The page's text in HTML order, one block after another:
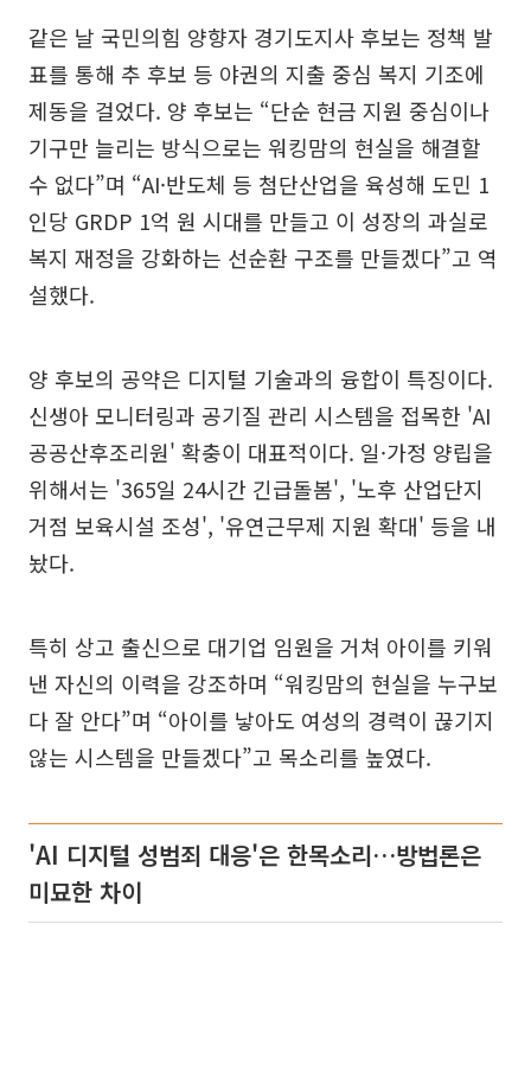
같은 날 국민의힘 양향자 경기도지사 후보는 정책 발
표를 통해 추 후보 등 야권의 지출 중심 복지 기조에
제동을 걸었다. 양 후보는 “단순 현금 지원 중심이나
기구만 늘리는 방식으로는 워킹맘의 현실을 해결할
수 없다”며 “AI·반도체 등 첨단산업을 육성해 도민 1
인당 GRDP 1억 원 시대를 만들고 이 성장의 과실로
복지 재정을 강화하는 선순환 구조를 만들겠다”고 역
설했다.
양 후보의 공약은 디지털 기술과의 융합이 특징이다.
신생아 모니터링과 공기질 관리 시스템을 접목한 'AI
공공산후조리원' 확충이 대표적이다. 일·가정 양립을
위해서는 '365일 24시간 긴급돌봄', '노후 산업단지
거점 보육시설 조성', '유연근무제 지원 확대' 등을 내
놨다.
특히 상고 출신으로 대기업 임원을 거쳐 아이를 키워
낸 자신의 이력을 강조하며 “워킹맘의 현실을 누구보
다 잘 안다”며 “아이를 낳아도 여성의 경력이 끊기지
않는 시스템을 만들겠다”고 목소리를 높였다.
'AI 디지털 성범죄 대응'은 한목소리…방법론은
미묘한 차이